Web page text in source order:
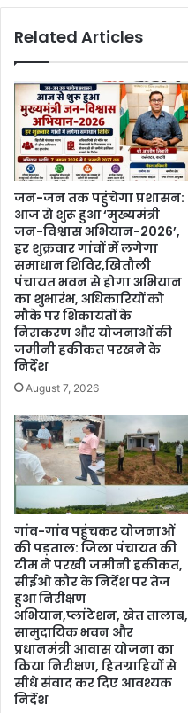
Related Articles
जन-जन तक पहुंचेगा प्रशासन:
आज से शुरू हुआ ‘मुख्यमंत्री
जन-विश्वास अभियान-2026’,
हर शुक्रवार गांवों में लगेगा
समाधान शिविर,खितौली
पंचायत भवन से होगा अभियान
का शुभारंभ, अधिकारियों को
मौके पर शिकायतों के
निराकरण और योजनाओं की
जमीनी हकीकत परखने के
निर्देश
August 7, 2026
गांव-गांव पहुंचकर योजनाओं
की पड़ताल: जिला पंचायत की
टीम ने परखी जमीनी हकीकत,
सीईओ कौर के निर्देश पर तेज
हुआ निरीक्षण
अभियान,प्लांटेशन, खेत तालाब,
सामुदायिक भवन और
प्रधानमंत्री आवास योजना का
किया निरीक्षण, हितग्राहियों से
सीधे संवाद कर दिए आवश्यक
निर्देश